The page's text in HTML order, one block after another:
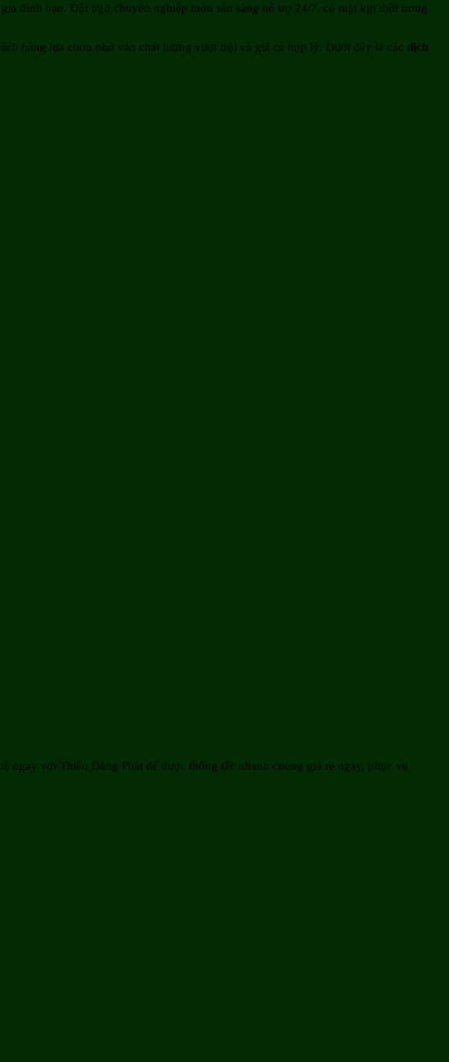
đình bạn. Đội ngũ chuyên nghiệp luôn sẵn sàng hỗ trợ 24/7, có mặt kịp thời trong
hàng lựa chọn nhờ vào chất lượng vượt trội và giá cả hợp lý. Dưới đây là các dịch
ngay với Thiên Đăng Phát để được thông tắc nhanh chóng giá rẻ ngay, phục vụ